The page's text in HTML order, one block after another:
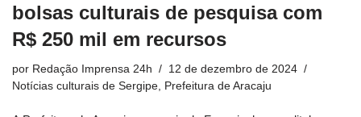
bolsas culturais de pesquisa com
R$ 250 mil em recursos
por Redação Imprensa 24h
12 de dezembro de 2024
Notícias culturais de Sergipe Prefeitura de Aracaju